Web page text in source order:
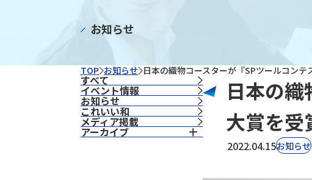
お知らせ
TOP お知らせ 日本の織物コースターが『SPツールコンテ
すべて
イベント情報
お知らせ
これいい和
⁨⁩メディア掲載
アーカイブ
日本の
大賞を受
2022.04.15お知らせ